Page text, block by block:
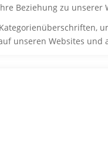
Beziehung zu unserer
unseren Websites